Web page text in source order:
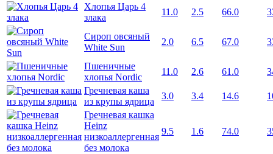
Хлопья Царь 4
злака
11.0 2.5 66.0
Сироп овсяный
White Sun
2.0 6.5 67.0
Пшеничные
хлопья Nordic
11.0 2.6 61.0
Гречневая каша
из крупы ядрица
3.0 3.4 14.6
Гречневая кашка
Heinz
низкоаллергенная
без молока
9.5 1.6 74.0